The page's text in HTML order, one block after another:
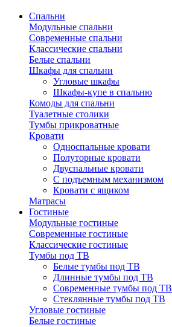
Спальни
Модульные спальни
Современные спальни
Классические спальни
Белые спальни
Шкафы для спальни
Угловые шкафы
Шкафы-купе в спальню
Комоды для спальни
Туалетные столики
Тумбы прикроватные
Кровати
Односпальные кровати
Полуторные кровати
Двуспальные кровати
С подъемным механизмом
Кровати с ящиком
Матрасы
Гостиные
Модульные гостиные
Современные гостиные
Классические гостиные
Тумбы под ТВ
Белые тумбы под ТВ
Длинные тумбы под ТВ
Современные тумбы под ТВ
Стеклянные тумбы под ТВ
Угловые гостиные
Белые гостиные